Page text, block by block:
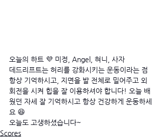
오늘의 하트 💜 미정, Angel, 혀니, 사자
데드리프트는 허리를 강화시키는 운동이라는 점
항상 기억하시고, 지면을 발 전체로 밀어주고 외
회전을 시켜 힙을 잘 이용하셔야 합니다! 오늘 배
웠던 자세 잘 기억하시고 항상 건강하게 운동하세
요 😆
오늘도 고생하셨습니다~
Scores